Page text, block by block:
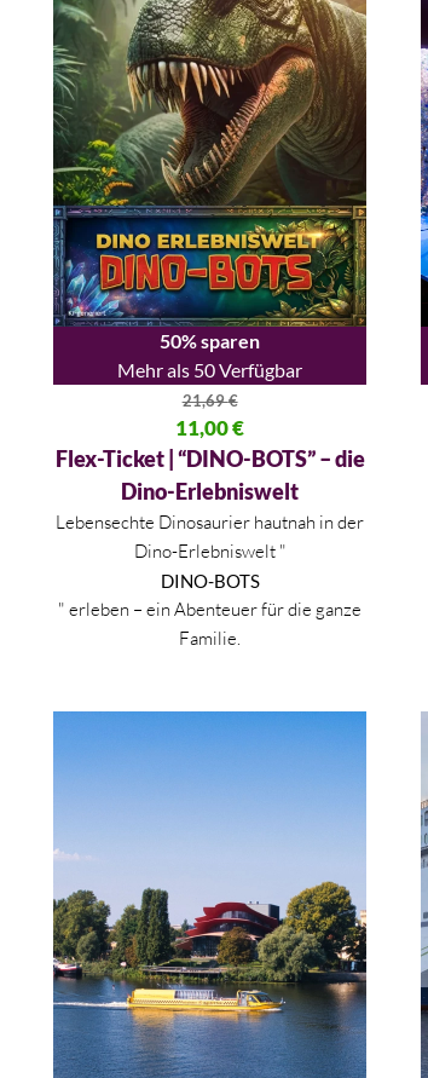
50% sparen
Mehr als 50 Verfügbar
21,69€
Ursprünglicher Preis war: 21,69 €
11,00€
Aktueller Preis ist: 11,00 €.
Flex-Ticket | “DINO-BOTS” – die
Dino-Erlebniswelt
Lebensechte Dinosaurier hautnah in der
Dino-Erlebniswelt "
DINO-BOTS
" erleben – ein Abenteuer für die ganze
Familie.